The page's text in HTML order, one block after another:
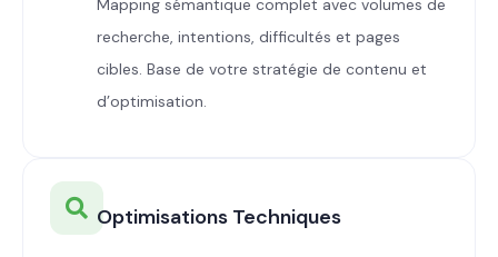
Mapping sémantique complet avec volumes de
recherche, intentions, difficultés et pages
cibles. Base de votre stratégie de contenu et
d’optimisation.
Optimisations Techniques